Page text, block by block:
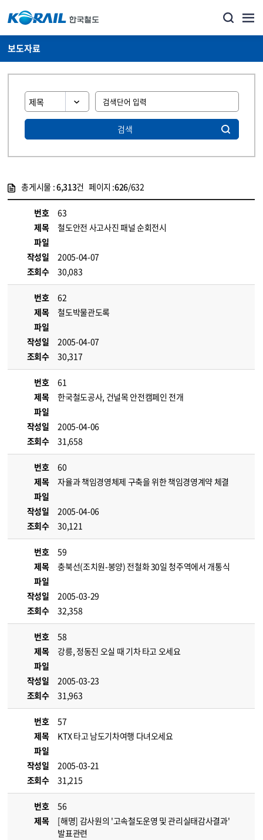
보도자료
검색
총게시물 :6,313건 페이지 :626/632
번호
63
제목
철도안전 사고사진 패널 순회전시
파일
작성일
2005-04-07
조회수
30,083
번호
62
제목
철도박물관도록
파일
작성일
2005-04-07
조회수
30,317
번호
61
제목
한국철도공사, 건널목 안전캠페인 전개
파일
작성일
2005-04-06
조회수
31,658
번호
60
제목
자율과 책임경영체제 구축을 위한 책임경영계약 체결
파일
작성일
2005-04-06
조회수
30,121
번호
59
제목
충북선(조치원-봉양) 전철화 30일 청주역에서 개통식
파일
작성일
2005-03-29
조회수
32,358
번호
58
제목
강릉, 정동진 오실 때 기차 타고 오세요
파일
작성일
2005-03-23
조회수
31,963
번호
57
제목
KTX 타고 남도기차여행 다녀오세요
파일
작성일
2005-03-21
조회수
31,215
번호
56
제목
[해명] 감사원의 '고속철도운영 및 관리실태감사결과'
발표관련